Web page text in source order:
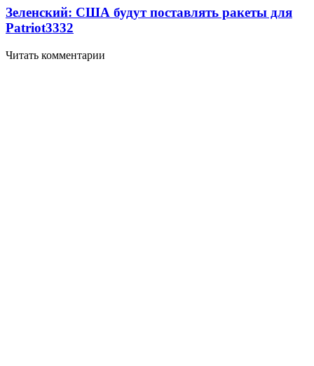
Зеленский: США будут поставлять ракеты для
Patriot3332
Читать комментарии